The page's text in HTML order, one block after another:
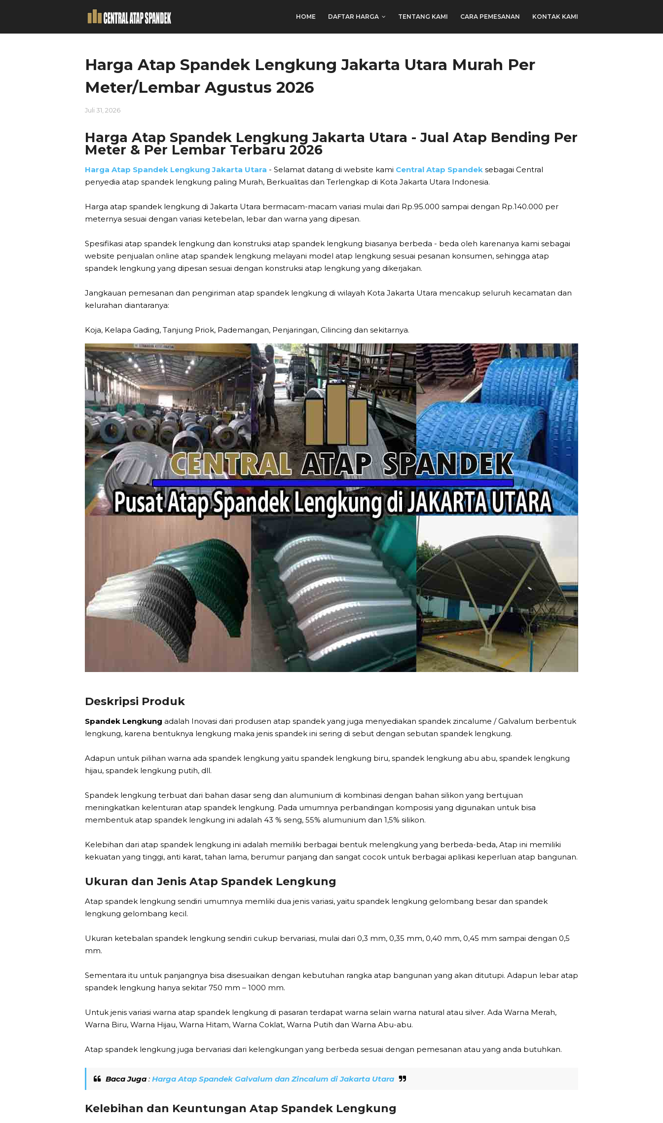
HOME DAFTAR HARGA TENTANG KAMI CARA PEMESANAN KONTAK KAMI
Harga Atap Spandek Lengkung Jakarta Utara Murah Per
Meter/Lembar Agustus 2026
Juli 31, 2026
Harga Atap Spandek Lengkung Jakarta Utara - Jual Atap Bending Per
Meter & Per Lembar Terbaru 2026
Harga Atap Spandek Lengkung Jakarta Utara - Selamat datang di website kami Central Atap Spandek sebagai Central
penyedia atap spandek lengkung paling Murah, Berkualitas dan Terlengkap di Kota Jakarta Utara Indonesia.
Harga atap spandek lengkung di Jakarta Utara bermacam-macam variasi mulai dari Rp.95.000 sampai dengan Rp.140.000 per
meternya sesuai dengan variasi ketebelan, lebar dan warna yang dipesan.
Spesifikasi atap spandek lengkung dan konstruksi atap spandek lengkung biasanya berbeda - beda oleh karenanya kami sebagai
website penjualan online atap spandek lengkung melayani model atap lengkung sesuai pesanan konsumen, sehingga atap
spandek lengkung yang dipesan sesuai dengan konstruksi atap lengkung yang dikerjakan.
Jangkauan pemesanan dan pengiriman atap spandek lengkung di wilayah Kota Jakarta Utara mencakup seluruh kecamatan dan
kelurahan diantaranya:
Koja, Kelapa Gading, Tanjung Priok, Pademangan, Penjaringan, Cilincing dan sekitarnya.
Deskripsi Produk
Spandek Lengkung adalah Inovasi dari produsen atap spandek yang juga menyediakan spandek zincalume / Galvalum berbentuk
lengkung, karena bentuknya lengkung maka jenis spandek ini sering di sebut dengan sebutan spandek lengkung.
Adapun untuk pilihan warna ada spandek lengkung yaitu spandek lengkung biru, spandek lengkung abu abu, spandek lengkung
hijau, spandek lengkung putih, dll.
Spandek lengkung terbuat dari bahan dasar seng dan alumunium di kombinasi dengan bahan silikon yang bertujuan
meningkatkan kelenturan atap spandek lengkung. Pada umumnya perbandingan komposisi yang digunakan untuk bisa
membentuk atap spandek lengkung ini adalah 43 % seng, 55% alumunium dan 1,5% silikon.
Kelebihan dari atap spandek lengkung ini adalah memiliki berbagai bentuk melengkung yang berbeda-beda, Atap ini memiliki
kekuatan yang tinggi, anti karat, tahan lama, berumur panjang dan sangat cocok untuk berbagai aplikasi keperluan atap bangunan.
Ukuran dan Jenis Atap Spandek Lengkung
Atap spandek lengkung sendiri umumnya memliki dua jenis variasi, yaitu spandek lengkung gelombang besar dan spandek
lengkung gelombang kecil.
Ukuran ketebalan spandek lengkung sendiri cukup bervariasi, mulai dari 0,3 mm, 0,35 mm, 0,40 mm, 0,45 mm sampai dengan 0,5
mm.
Sementara itu untuk panjangnya bisa disesuaikan dengan kebutuhan rangka atap bangunan yang akan ditutupi. Adapun lebar atap
spandek lengkung hanya sekitar 750 mm – 1000 mm.
Untuk jenis variasi warna atap spandek lengkung di pasaran terdapat warna selain warna natural atau silver. Ada Warna Merah,
Warna Biru, Warna Hijau, Warna Hitam, Warna Coklat, Warna Putih dan Warna Abu-abu.
Atap spandek lengkung juga bervariasi dari kelengkungan yang berbeda sesuai dengan pemesanan atau yang anda butuhkan.
Baca Juga : Harga Atap Spandek Galvalum dan Zincalum di Jakarta Utara
Kelebihan dan Keuntungan Atap Spandek Lengkung